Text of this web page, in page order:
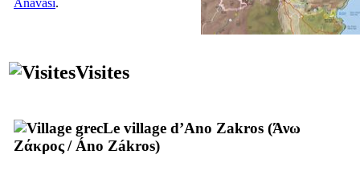
Visites
Le village d’Ano Zakros (Άνω
Ζάκρος/ Áno Zákros)